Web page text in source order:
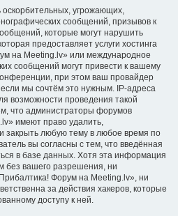
угрожающих,
сообщений, призывов к
которые могут нарушить
предоставляет услуги хостинга
на Meeting.lv» или международное
сообщений могут привести к вашему
при этом ваш провайдер
если мы сочтём это нужным. IP-адреса
возможности проведения такой
что администраторы форумов
имеют право удалить,
закрыть любую тему в любое время по
вы согласны с тем, что введённая
в базе данных. Хотя эта информация
без вашего разрешения, ни
Форум на Meeting.lv», ни
за действия хакеров, которые
доступу к ней.